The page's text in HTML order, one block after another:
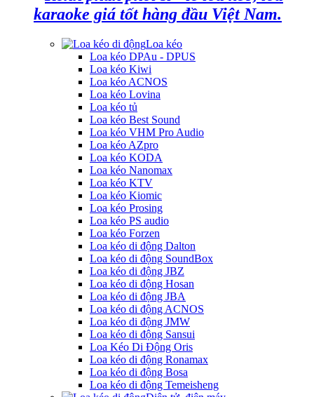
Loa kéo
Loa kéo DPAu - DPUS
Loa kéo Kiwi
Loa kéo ACNOS
Loa kéo Lovina
Loa kéo tủ
Loa kéo Best Sound
Loa kéo VHM Pro Audio
Loa kéo AZpro
Loa kéo KODA
Loa kéo Nanomax
Loa kéo KTV
Loa kéo Kiomic
Loa kéo Prosing
Loa kéo PS audio
Loa kéo Forzen
Loa kéo di động Dalton
Loa kéo di động SoundBox
Loa kéo di động JBZ
Loa kéo di động Hosan
Loa kéo di động JBA
Loa kéo di động ACNOS
Loa kéo di động JMW
Loa kéo di động Sansui
Loa Kéo Di Động Oris
Loa kéo di động Ronamax
Loa kéo di động Bosa
Loa kéo di động Temeisheng